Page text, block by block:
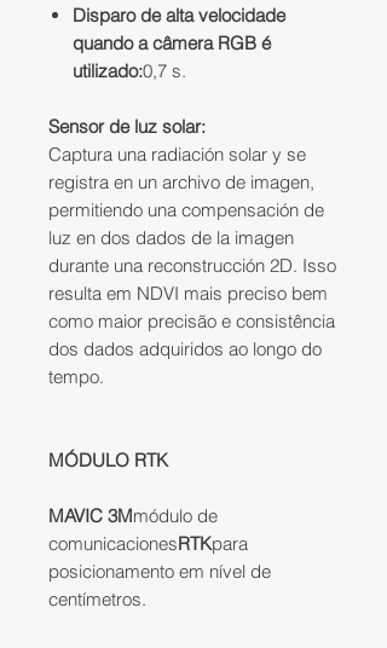
Disparo de alta velocidade
quando a câmera RGB é
utilizado:0,7 s.
Sensor de luz solar:
Captura una radiación solar y se
registra en un archivo de imagen,
permitiendo una compensación de
luz en dos dados de la imagen
durante una reconstrucción 2D. Isso
resulta em NDVI mais preciso bem
como maior precisão e consistência
dos dados adquiridos ao longo do
tempo.
MÓDULO RTK
MAVIC 3Mmódulo de
comunicacionesRTKpara
posicionamento em nível de
centímetros.